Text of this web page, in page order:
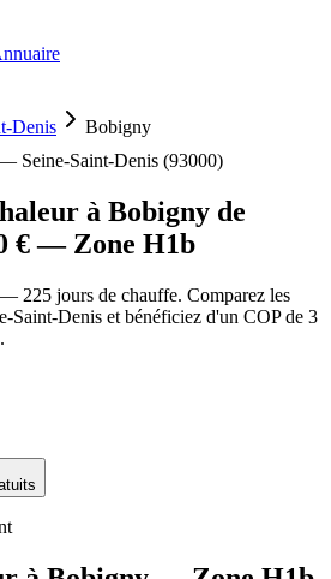
Denis
Bobigny
Seine-Saint-Denis (93000)
à Bobigny de
€ — Zone H1b
225 jours de chauffe. Comparez les
Saint-Denis et bénéficiez d'un COP de 3